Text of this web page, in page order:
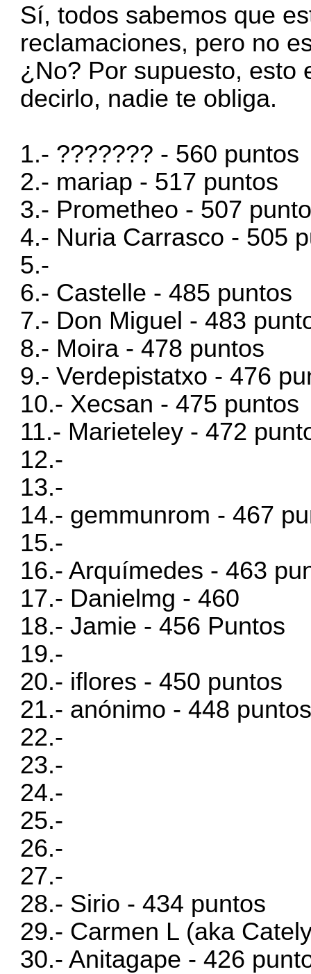
Sí, todos sabemos que
reclamaciones, pero no
¿No? Por supuesto, esto
decirlo, nadie te obliga.
1.- ??????? - 560 puntos
2.- mariap - 517 puntos
3.- Prometheo - 507
4.- Nuria Carrasco - 505
5.-
6.- Castelle - 485 puntos
7.- Don Miguel - 483
8.- Moira - 478 puntos
9.- Verdepistatxo - 476
10.- Xecsan - 475 puntos
11.- Marieteley - 472
12.-
13.-
14.- gemmunrom - 467
15.-
16.- Arquímedes - 463
17.- Danielmg - 460
18.- Jamie - 456 Puntos
19.-
20.- iflores - 450 puntos
21.- anónimo - 448
22.-
23.-
24.-
25.-
26.-
27.-
28.- Sirio - 434 puntos
29.- Carmen L (aka
30.- Anitagape - 426